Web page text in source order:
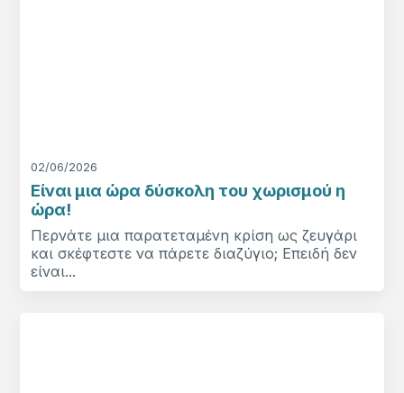
02/06/2026
Είναι μια ώρα δύσκολη του χωρισμού η
ώρα!
Περνάτε μια παρατεταμένη κρίση ως ζευγάρι
και σκέφτεστε να πάρετε διαζύγιο; Επειδή δεν
είναι...